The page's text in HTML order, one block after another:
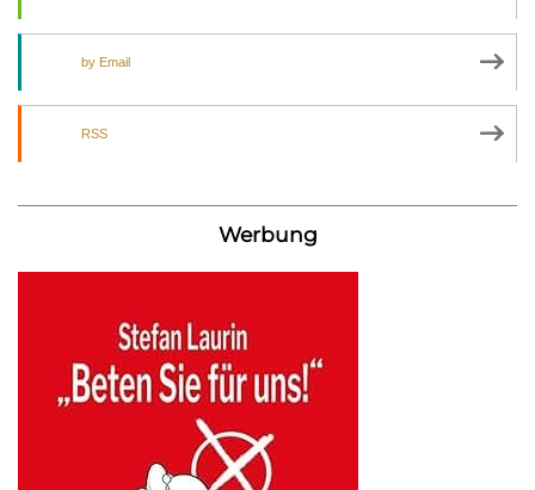
by Email
RSS
Werbung